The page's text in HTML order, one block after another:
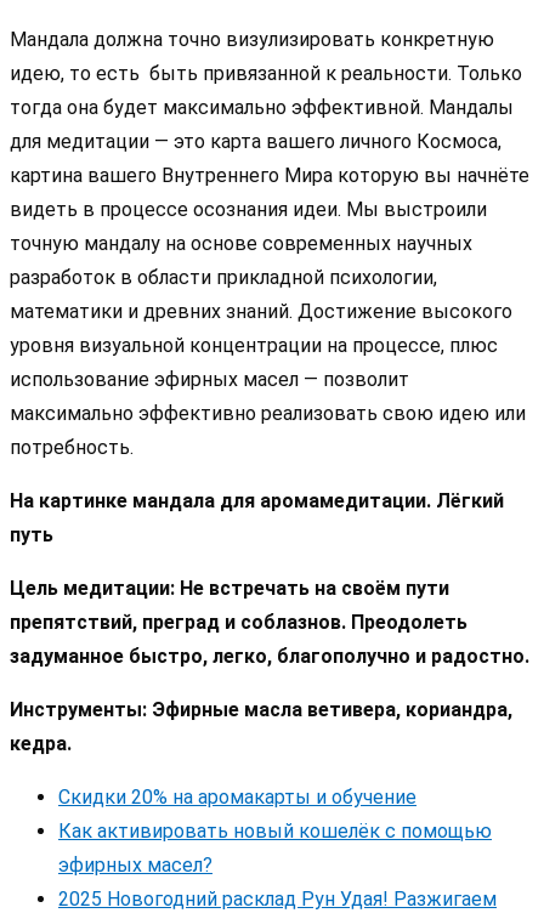
Мандала должна точно визулизировать конкретную
идею, то есть быть привязанной к реальности. Только
тогда она будет максимально эффективной. Мандалы
для медитации — это карта вашего личного Космоса,
картина вашего Внутреннего Мира которую вы начнёте
видеть в процессе осознания идеи. Мы выстроили
точную мандалу на основе современных научных
разработок в области прикладной психологии,
математики и древних знаний. Достижение высокого
уровня визуальной концентрации на процессе, плюс
использование эфирных масел — позволит
максимально эффективно реализовать свою идею или
потребность.
На картинке мандала для аромамедитации. Лёгкий
путь
Цель медитации: Не встречать на своём пути
препятствий, преград и соблазнов. Преодолеть
задуманное быстро, легко, благополучно и радостно.
Инструменты: Эфирные масла ветивера, кориандра,
кедра.
Скидки 20% на аромакарты и обучение
Как активировать новый кошелёк с помощью
эфирных масел?
2025 Новогодний расклад Рун Удая! Разжигаем